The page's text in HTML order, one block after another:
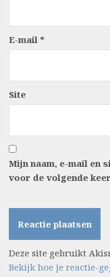
E-mail *
Site
Mijn naam, e-mail en
voor de volgende
Deze site gebruikt
Bekijk hoe je reactie-